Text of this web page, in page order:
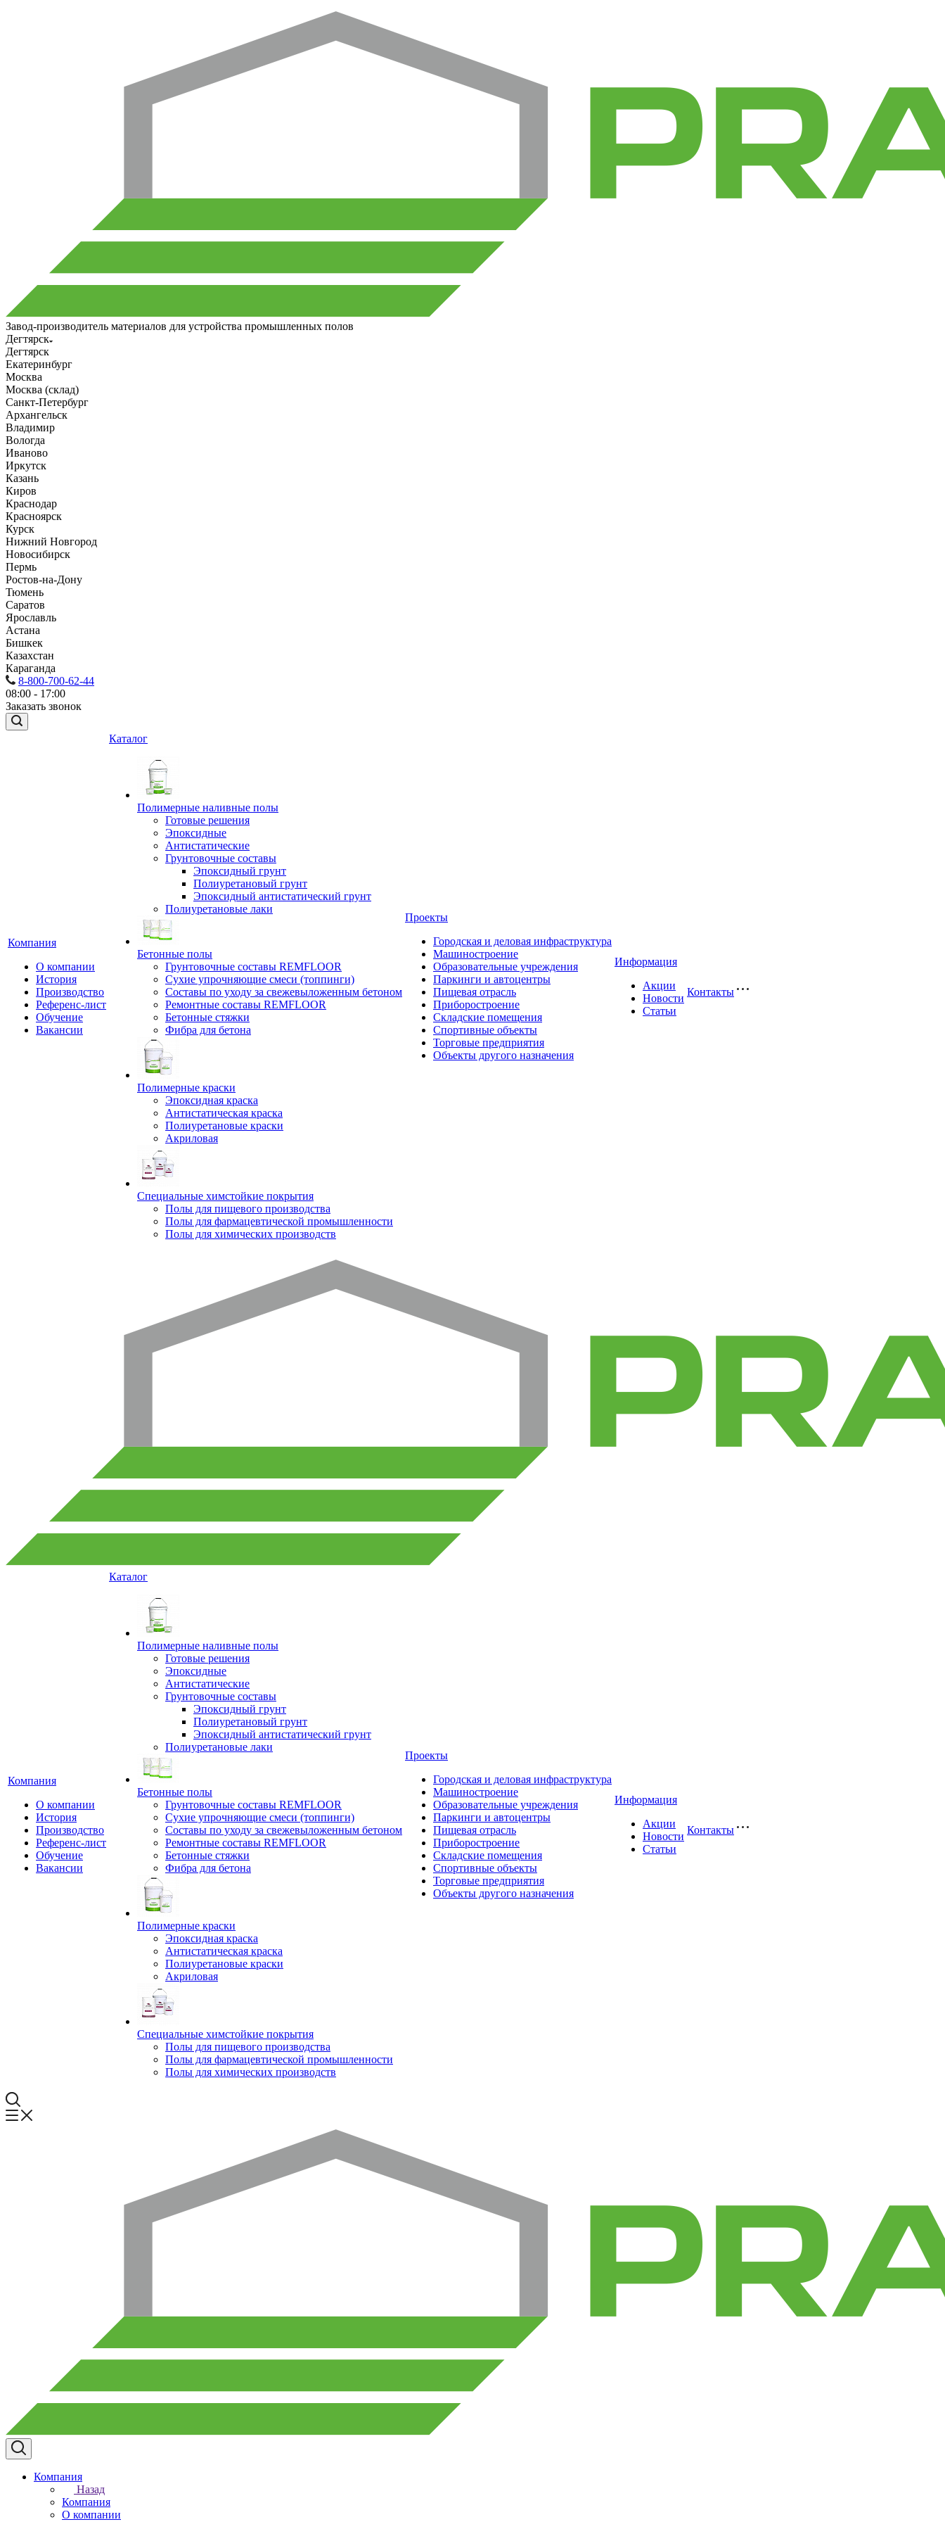
Завод-производитель материалов для устройства промышленных полов
Дегтярск
Дегтярск
Екатеринбург
Москва
Москва (склад)
Санкт-Петербург
Архангельск
Владимир
Вологда
Иваново
Иркутск
Казань
Киров
Краснодар
Красноярск
Курск
Нижний Новгород
Новосибирск
Пермь
Ростов-на-Дону
Тюмень
Саратов
Ярославль
Астана
Бишкек
Казахстан
Караганда
8-800-700-62-44
08:00 - 17:00
Заказать звонок
Компания
О компании
История
Производство
Референс-лист
Обучение
Вакансии
Каталог
Полимерные наливные полы
Готовые решения
Эпоксидные
Антистатические
Грунтовочные составы
Эпоксидный грунт
Полиуретановый грунт
Эпоксидный антистатический грунт
Полиуретановые лаки
Бетонные полы
Грунтовочные составы REMFLOOR
Сухие упрочняющие смеси (топпинги)
Составы по уходу за свежевыложенным бетоном
Ремонтные составы REMFLOOR
Бетонные стяжки
Фибра для бетона
Полимерные краски
Эпоксидная краска
Антистатическая краска
Полиуретановые краски
Акриловая
Специальные химстойкие покрытия
Полы для пищевого производства
Полы для фармацевтической промышленности
Полы для химических производств
Проекты
Городская и деловая инфраструктура
Машиностроение
Образовательные учреждения
Паркинги и автоцентры
Пищевая отрасль
Приборостроение
Складские помещения
Спортивные объекты
Торговые предприятия
Объекты другого назначения
Информация
Акции
Новости
Статьи
Контакты
Компания
О компании
История
Производство
Референс-лист
Обучение
Вакансии
Каталог
Полимерные наливные полы
Готовые решения
Эпоксидные
Антистатические
Грунтовочные составы
Эпоксидный грунт
Полиуретановый грунт
Эпоксидный антистатический грунт
Полиуретановые лаки
Бетонные полы
Грунтовочные составы REMFLOOR
Сухие упрочняющие смеси (топпинги)
Составы по уходу за свежевыложенным бетоном
Ремонтные составы REMFLOOR
Бетонные стяжки
Фибра для бетона
Полимерные краски
Эпоксидная краска
Антистатическая краска
Полиуретановые краски
Акриловая
Специальные химстойкие покрытия
Полы для пищевого производства
Полы для фармацевтической промышленности
Полы для химических производств
Проекты
Городская и деловая инфраструктура
Машиностроение
Образовательные учреждения
Паркинги и автоцентры
Пищевая отрасль
Приборостроение
Складские помещения
Спортивные объекты
Торговые предприятия
Объекты другого назначения
Информация
Акции
Новости
Статьи
Контакты
Компания
Назад
Компания
О компании